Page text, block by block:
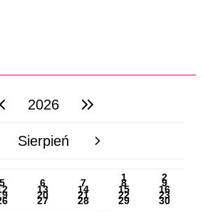
rok
2026 następny rok
miesiąc
Sierpień następny miesiąc
1 2
6 7 8 9
13 14 15 16
20 21 22 23
27 28 29 30